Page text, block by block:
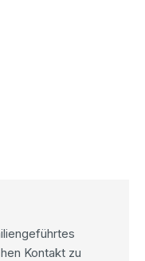
Kontakt zu